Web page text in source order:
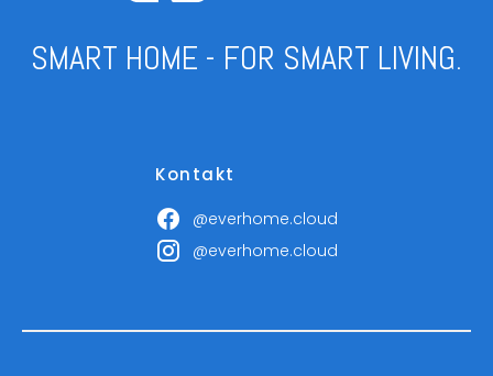
SMART HOME - FOR SMART LIVING.
Kontakt
@everhome.cloud
@everhome.cloud